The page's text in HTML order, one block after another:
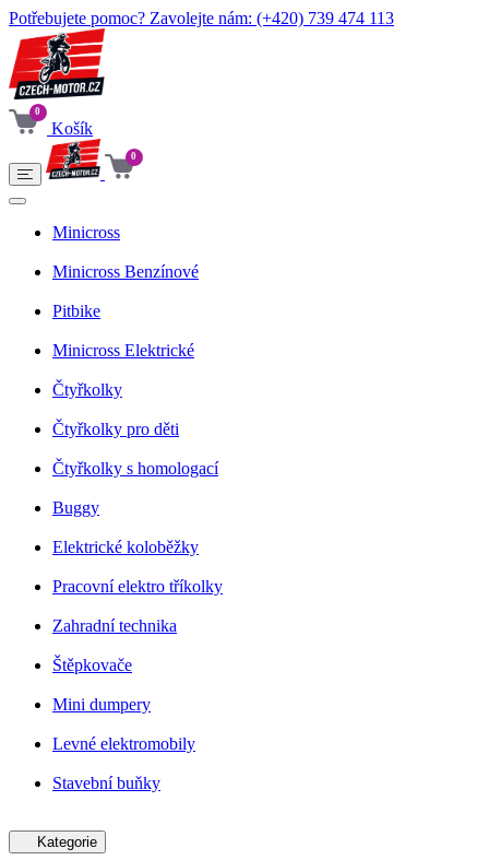
Potřebujete pomoc? Zavolejte nám: (+420) 739 474 113
0
Košík
0
Minicross
Minicross Benzínové
Pitbike
Minicross Elektrické
Čtyřkolky
Čtyřkolky pro děti
Čtyřkolky s homologací
Buggy
Elektrické koloběžky
Pracovní elektro tříkolky
Zahradní technika
Štěpkovače
Mini dumpery
Levné elektromobily
Stavební buňky
Kategorie